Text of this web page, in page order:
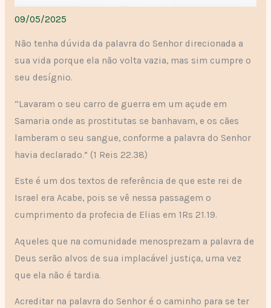
09/05/2025
Não tenha dúvida da palavra do Senhor direcionada a
sua vida porque ela não volta vazia, mas sim cumpre o
seu desígnio.
“Lavaram o seu carro de guerra em um açude em
Samaria onde as prostitutas se banhavam, e os cães
lamberam o seu sangue, conforme a palavra do Senhor
havia declarado.” (1 Reis 22.38)
Este é um dos textos de referência de que este rei de
Israel era Acabe, pois se vê nessa passagem o
cumprimento da profecia de Elias em 1Rs 21.19.
Aqueles que na comunidade menosprezam a palavra de
Deus serão alvos de sua implacável justiça, uma vez
que ela não é tardia.
Acreditar na palavra do Senhor é o caminho para se ter